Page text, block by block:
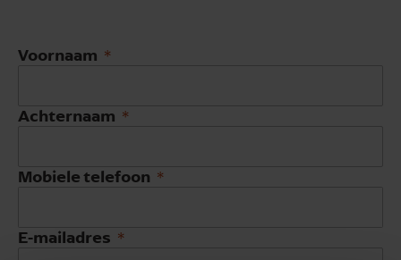
Voornaam
Achternaam
Mobiele telefoon
E-mailadres